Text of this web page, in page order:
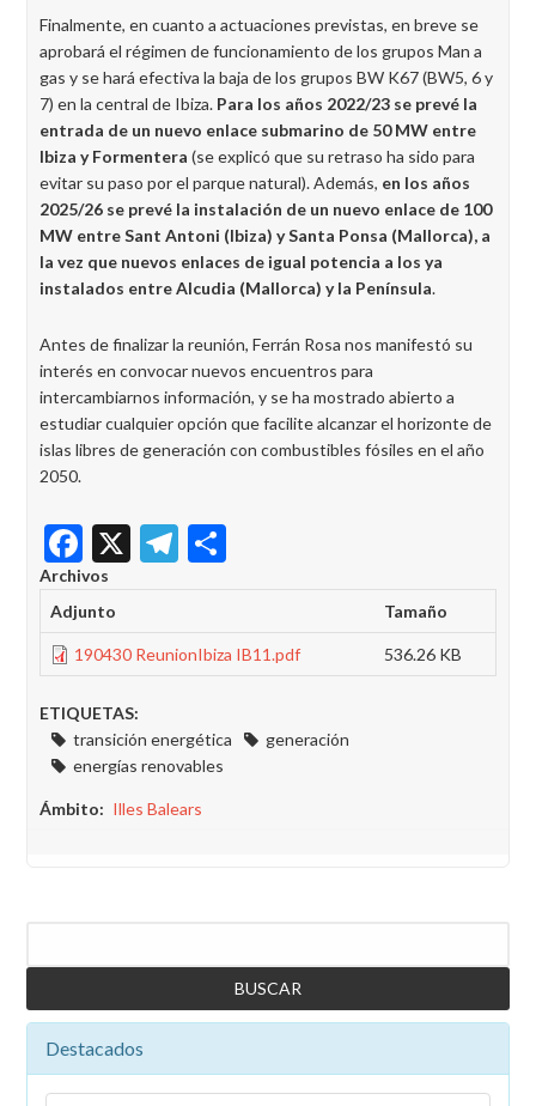
Finalmente, en cuanto a actuaciones previstas, en breve se
aprobará el régimen de funcionamiento de los grupos Man a
gas y se hará efectiva la baja de los grupos BW K67 (BW5, 6 y
7) en la central de Ibiza. Para los años 2022/23 se prevé la
entrada de un nuevo enlace submarino de 50 MW entre
Ibiza y Formentera (se explicó que su retraso ha sido para
evitar su paso por el parque natural). Además, en los años
2025/26 se prevé la instalación de un nuevo enlace de 100
MW entre Sant Antoni (Ibiza) y Santa Ponsa (Mallorca), a
la vez que nuevos enlaces de igual potencia a los ya
instalados entre Alcudia (Mallorca) y la Península.
Antes de finalizar la reunión, Ferrán Rosa nos manifestó su
interés en convocar nuevos encuentros para
intercambiarnos información, y se ha mostrado abierto a
estudiar cualquier opción que facilite alcanzar el horizonte de
islas libres de generación con combustibles fósiles en el año
2050.
Facebook
X Telegram
Archivos
Adjunto
Tamaño
190430 ReunionIbiza IB11.pdf 536.26 KB
ETIQUETAS:
transición energética
generación
energías renovables
Ámbito Illes Balears
Destacados